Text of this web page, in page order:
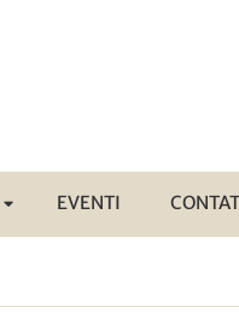
EVENTI